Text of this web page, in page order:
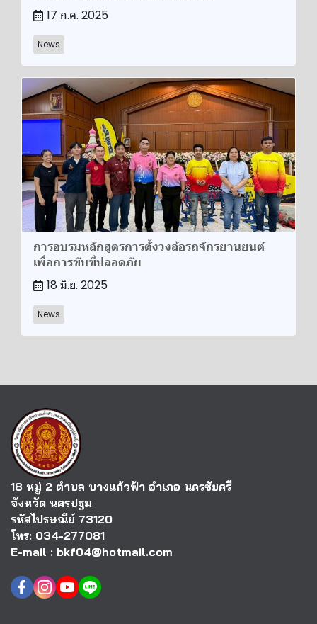
17 ก.ค. 2025
News
การอบรมหลักสูตรการตั้งวงล้อรถจักรยานยนต์
เพื่อการขับขี่ปลอดภัย
18 มิ.ย. 2025
News
18 หมู่ 2 ตำบล บางแก้วฟ้า อำเภอ นครชัยศรี
จังหวัด นครปฐม
รหัสไปรษณีย์ 73120
โทร: 034-277081
E-mail : bkf04@hotmail.com